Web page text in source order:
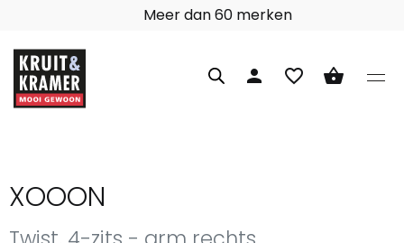
97% klanttevredenheid
person favorite_border shopping_basket
XOOON